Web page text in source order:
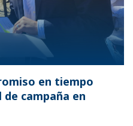
en tiempo
campaña en